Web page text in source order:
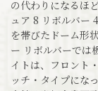
の代わりになるほ
ュア 8 リボルバー
を帯びたドーム形
ー リボルバーでは
イトは、フロント
ッチ・タイプにな